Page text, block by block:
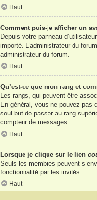
Haut
Comment puis-je afficher un
Depuis votre panneau
importé. L’administrateur du
administrateur du forum.
Haut
Qu’est-ce que mon rang et
Les rangs, qui peuvent être
En général, vous ne pouvez pas
seul but de passer au rang
compteur de messages.
Haut
Lorsque je clique sur le lien
Seuls les membres peuvent
fonctionnalité par les invités.
Haut